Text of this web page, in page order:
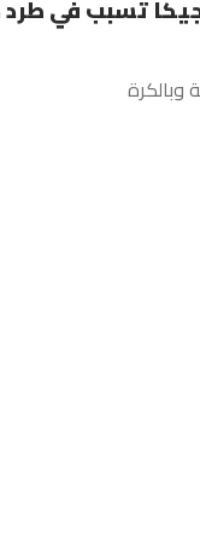
تسبب في
وبالكرة